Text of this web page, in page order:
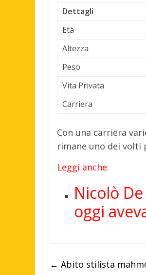
Dettagli
Età
Altezza
Peso
Vita Privata
Carriera
Con una carriera
rimane uno dei volti
Leggi anche:
Nicolò
oggi
← Abito stilista